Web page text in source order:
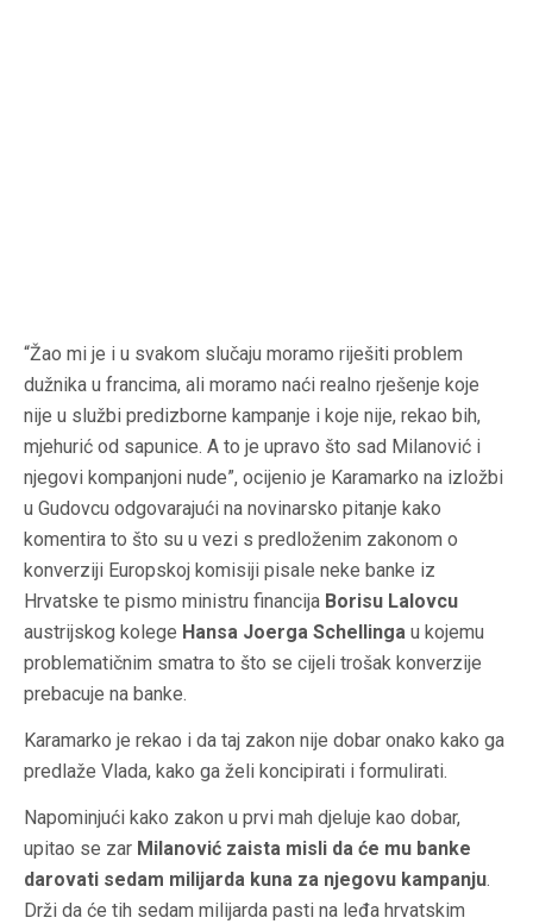
“Žao mi je i u svakom slučaju moramo riješiti problem
dužnika u francima, ali moramo naći realno rješenje koje
nije u službi predizborne kampanje i koje nije, rekao bih,
mjehurić od sapunice. A to je upravo što sad Milanović i
njegovi kompanjoni nude”, ocijenio je Karamarko na izložbi
u Gudovcu odgovarajući na novinarsko pitanje kako
komentira to što su u vezi s predloženim zakonom o
konverziji Europskoj komisiji pisale neke banke iz
Hrvatske te pismo ministru financija Borisu Lalovcu
austrijskog kolege Hansa Joerga Schellinga u kojemu
problematičnim smatra to što se cijeli trošak konverzije
prebacuje na banke.
Karamarko je rekao i da taj zakon nije dobar onako kako ga
predlaže Vlada, kako ga želi koncipirati i formulirati.
Napominjući kako zakon u prvi mah djeluje kao dobar,
upitao se zar Milanović zaista misli da će mu banke
darovati sedam milijarda kuna za njegovu kampanju.
Drži da će tih sedam milijarda pasti na leđa hrvatskim